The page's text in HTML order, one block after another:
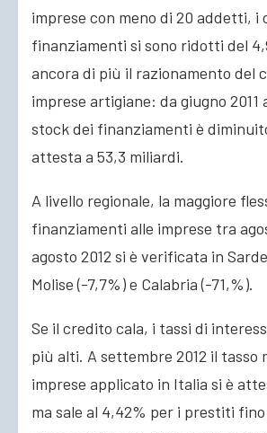
imprese con meno di 20 addetti, i
finanziamenti si sono ridotti del
ancora di più il razionamento del
imprese artigiane: da giugno 2011
stock dei finanziamenti è
attesta a 53,3 miliardi.
A livello regionale, la maggiore
finanziamenti alle imprese tra
agosto 2012 si è verificata in
Molise (-7,7%) e Calabria (-71,%).
Se il credito cala, i tassi di
più alti. A settembre 2012 il tasso
imprese applicato in Italia si è
ma sale al 4,42% per i prestiti fino